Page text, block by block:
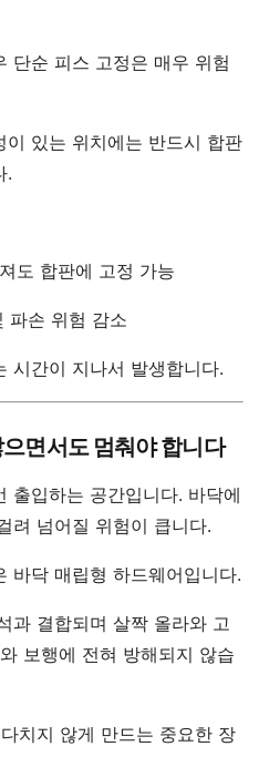
단순 피스 고정은 매우 위험
있는 위치에는 반드시 합판
.
도 합판에 고정 가능
파손 위험 감소
시간이 지나서 발생합니다.
면서도 멈춰야 합니다
출입하는 공간입니다. 바닥에
려 넘어질 위험이 큽니다.
바닥 매립형 하드웨어입니다.
과 결합되며 살짝 올라와 고
보행에 전혀 방해되지 않습
치지 않게 만드는 중요한 장